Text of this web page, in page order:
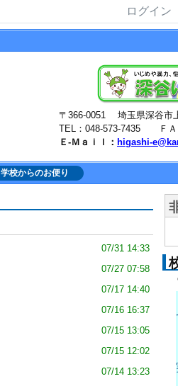
ログイン
〒366-0051 埼玉県深
TEL：048-573-7435 ＦＡ
Ｅ-Ｍａｉｌ： higashi-
学校からのお便り
07/31 14:33
07/27 07:58
07/17 14:40
07/16 16:37
07/15 13:05
07/15 12:02
07/14 13:23